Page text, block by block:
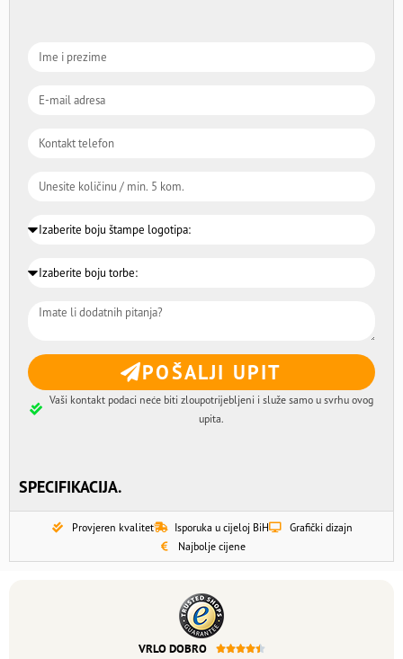
POŠALJI UPIT
Vaši kontakt podaci neće biti zloupotrijebljeni i služe samo u svrhu ovog
upita.
SPECIFIKACIJA.
Provjeren kvalitet Isporuka u cijeloj BiH
Grafički dizajn
Najbolje cijene
VRLO DOBRO 